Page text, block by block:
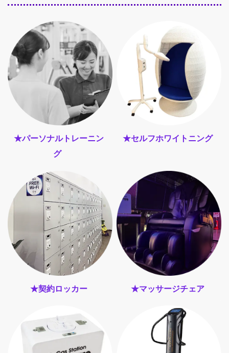
★パーソナルトレーニン
グ
★セルフホワイトニング
★契約ロッカー ★マッサージチェア